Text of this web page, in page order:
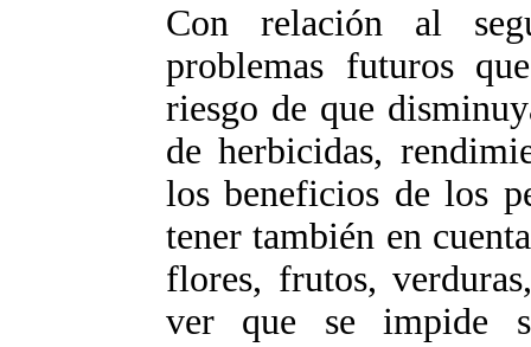
Con relación al
problemas futuros
riesgo de que
de herbicidas,
los beneficios de los
tener también en
flores, frutos,
ver que se impide